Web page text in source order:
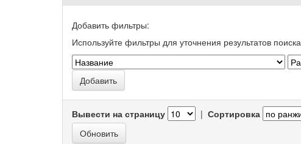
Добавить фильтры:
Используйте фильтры для уточнения результатов
Вывести на страницу | Сортировка